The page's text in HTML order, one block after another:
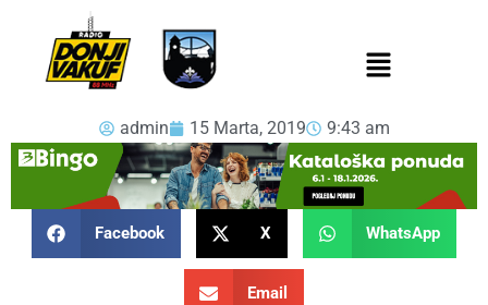
admin 15 Marta, 2019 9:43 am
Facebook X WhatsApp
Email